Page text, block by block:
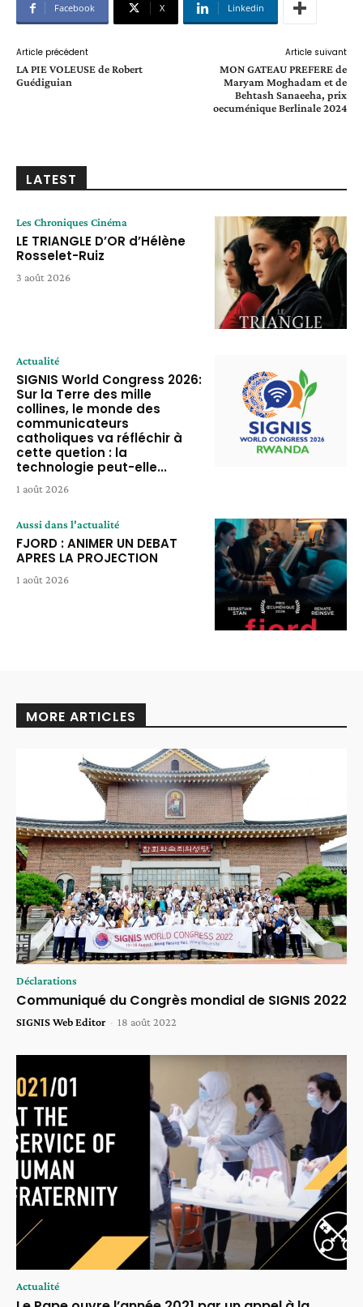
Facebook X Linkedin
Article précédent
LA PIE VOLEUSE de Robert
Guédiguian
Article suivant
MON GATEAU PREFERE de
Maryam Moghadam et de
Behtash Sanaeeha, prix
oecuménique Berlinale 2024
LATEST
Les Chroniques Cinéma
LE TRIANGLE D’OR d’Hélène
Rosselet-Ruiz
3 août 2026
Actualité
SIGNIS World Congress 2026:
Sur la Terre des mille
collines, le monde des
communicateurs
catholiques va réfléchir à
cette quetion : la
technologie peut-elle...
1 août 2026
Aussi dans l'actualité
FJORD : ANIMER UN DEBAT
APRES LA PROJECTION
1 août 2026
MORE ARTICLES
Déclarations
Communiqué du Congrès mondial de SIGNIS 2022
SIGNIS Web Editor - 18 août 2022
Actualité